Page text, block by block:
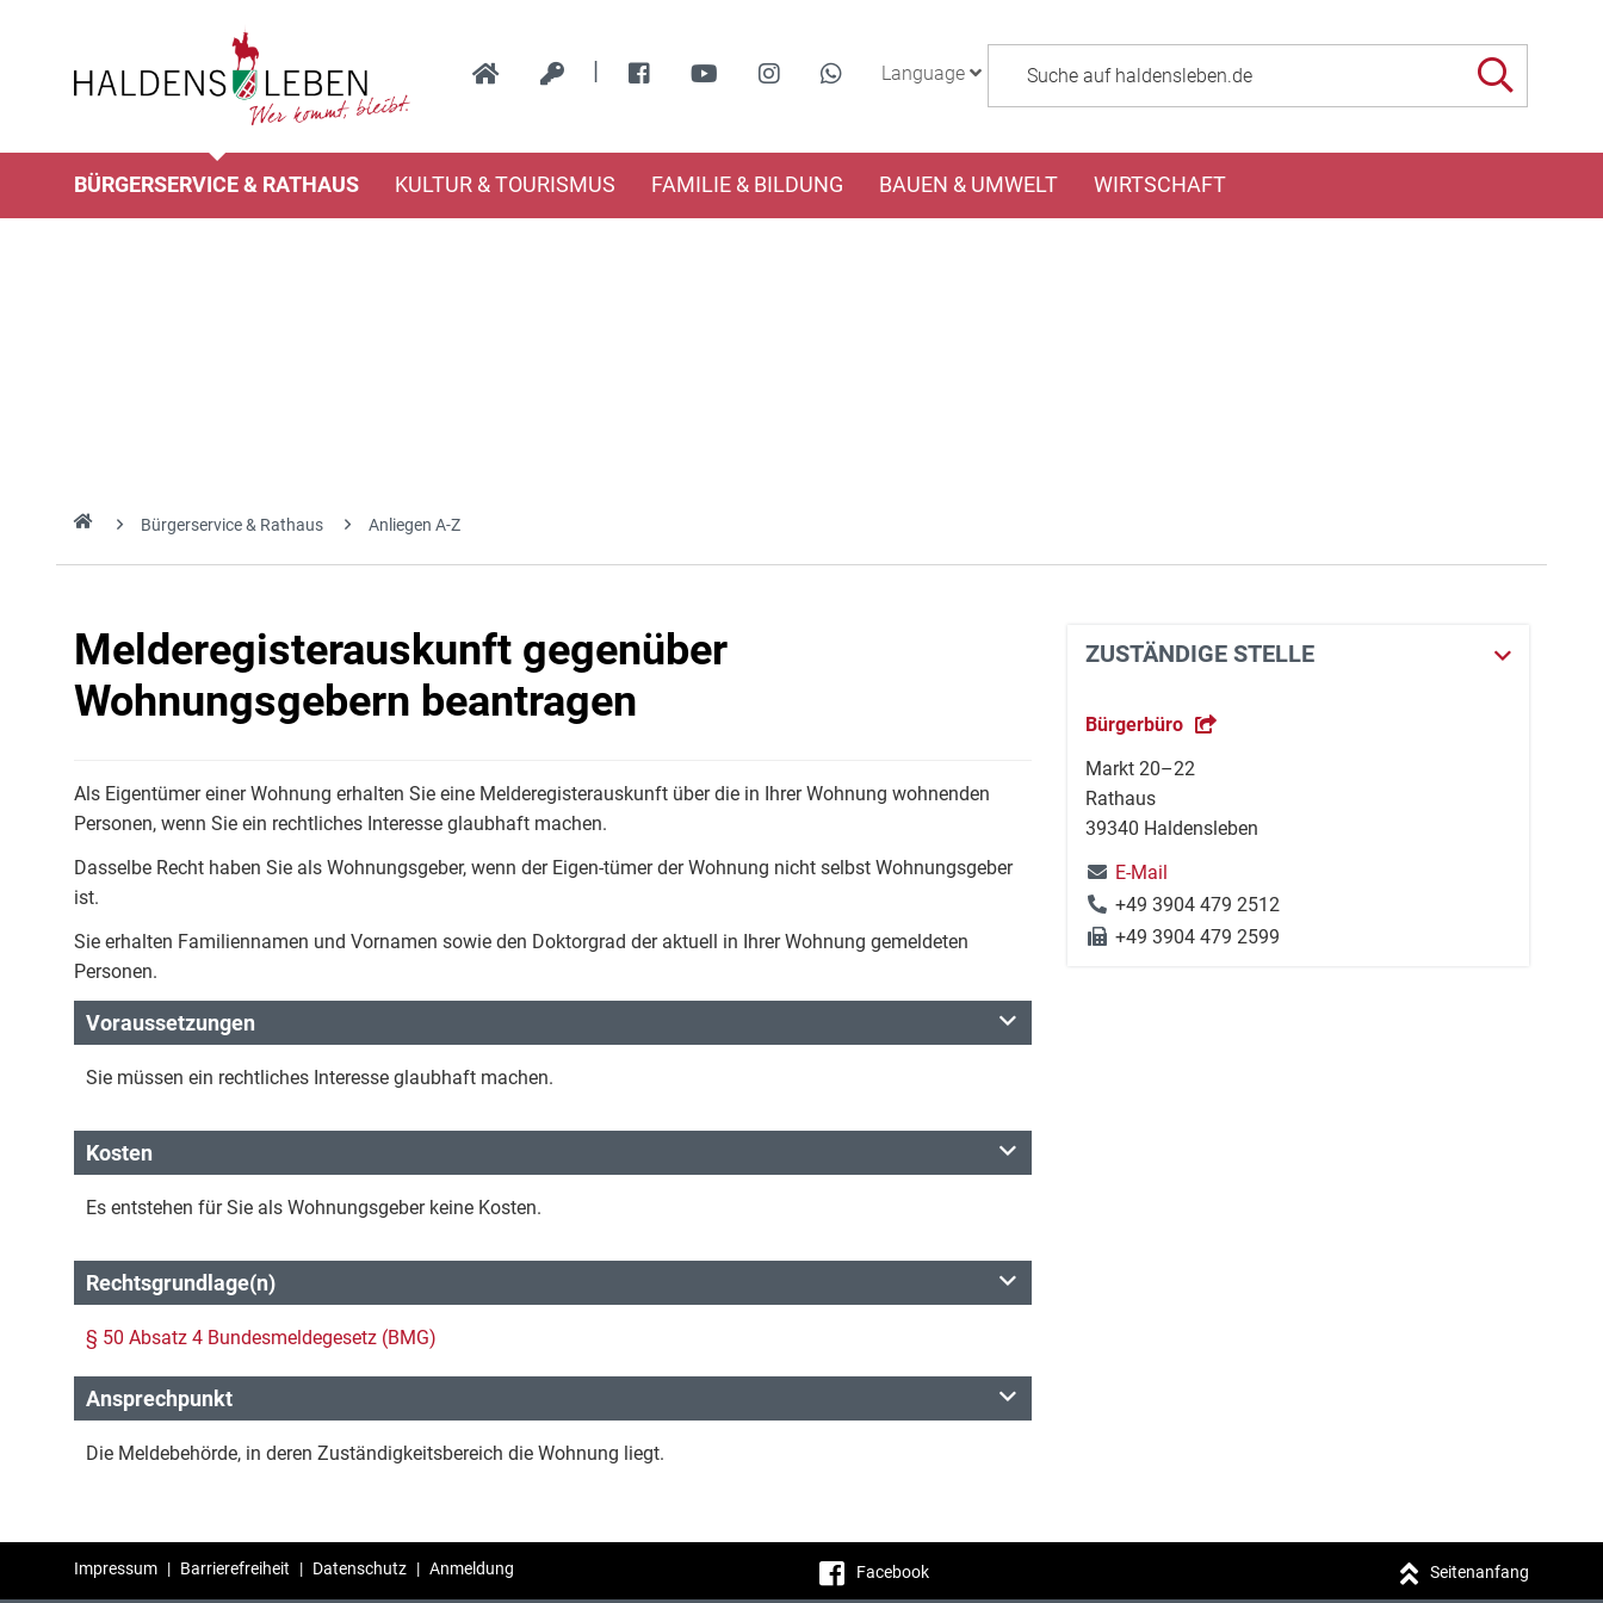
| Language
BÜRGERSERVICE & RATHAUS KULTUR & TOURISMUS FAMILIE & BILDUNG BAUEN & UMWELT WIRTSCHAFT
Bürgerservice & Rathaus Anliegen A-Z
Melderegisterauskunft gegenüber
Wohnungsgebern beantragen
Als Eigentümer einer Wohnung erhalten Sie eine Melderegisterauskunft über die in Ihrer Wohnung wohnenden
Personen, wenn Sie ein rechtliches Interesse glaubhaft machen.
Dasselbe Recht haben Sie als Wohnungsgeber, wenn der Eigen-tümer der Wohnung nicht selbst Wohnungsgeber
ist.
Sie erhalten Familiennamen und Vornamen sowie den Doktorgrad der aktuell in Ihrer Wohnung gemeldeten
Personen.
Voraussetzungen
Sie müssen ein rechtliches Interesse glaubhaft machen.
Kosten
Es entstehen für Sie als Wohnungsgeber keine Kosten.
Rechtsgrundlage(n)
§ 50 Absatz 4 Bundesmeldegesetz (BMG)
Ansprechpunkt
Die Meldebehörde, in deren Zuständigkeitsbereich die Wohnung liegt.
ZUSTÄNDIGE STELLE
Bürgerbüro
Markt 20–22
Rathaus
39340 Haldensleben
E-Mail
+49 3904 479 2512
+49 3904 479 2599
Impressum | Barrierefreiheit | Datenschutz | Anmeldung Facebook Seitenanfang